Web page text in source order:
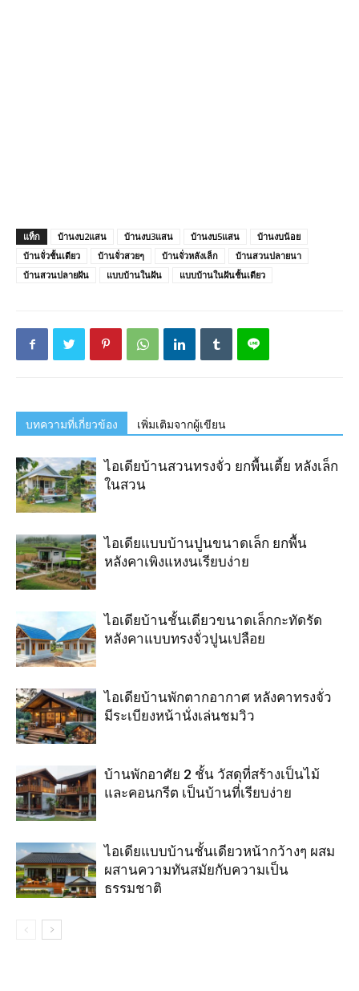
แท็ก บ้านงบ2แสน บ้านงบ3แสน บ้านงบ5แสน
บ้านงบน้อย
บ้านจั่วชั้นเดียว
บ้านจั่วสวยๆ บ้านจั่วหลังเล็ก
บ้านสวนปลายนา
บ้านสวนปลายฝัน
แบบบ้านในฝัน แบบบ้านในฝันชั้นเดียว
บทความที่เกี่ยวข้อง เพิ่มเติมจากผู้เขียน
ไอเดียบ้านสวนทรงจั่ว ยกพื้นเตี้ย หลังเล็ก
ในสวน
ไอเดียแบบบ้านปูนขนาดเล็ก ยกพื้น
หลังคาเพิงแหงนเรียบง่าย
ไอเดียบ้านชั้นเดียวขนาดเล็กกะทัดรัด
หลังคาแบบทรงจั่วปูนเปลือย
ไอเดียบ้านพักตากอากาศ หลังคาทรงจั่ว
มีระเบียงหน้านั่งเล่นชมวิว
บ้านพักอาศัย 2 ชั้น วัสดุที่สร้างเป็นไม้
และคอนกรีต เป็นบ้านที่เรียบง่าย
ไอเดียแบบบ้านชั้นเดียวหน้ากว้างๆ ผสม
ผสานความทันสมัยกับความเป็น
ธรรมชาติ